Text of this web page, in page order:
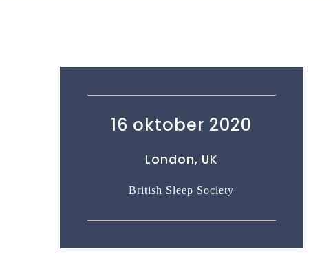
16 oktober 2020
London, UK
British Sleep Society